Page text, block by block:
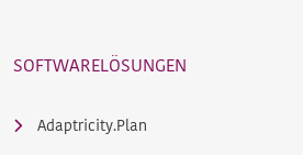
SOFTWARELÖSUNGEN
Adaptricity.Plan